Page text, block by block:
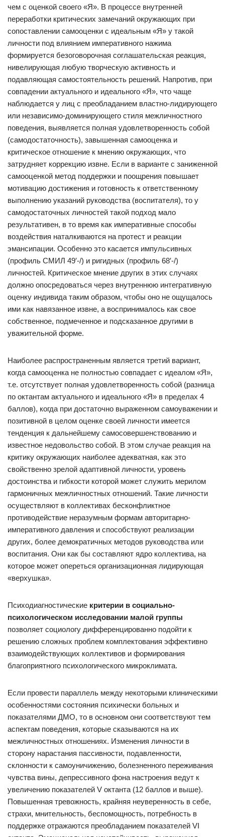
чем с оценкой своего «Я». В процессе внутренней
переработки критических замечаний окружающих при
сопоставлении самооценки с идеальным «Я» у такой
личности под влиянием императивного нажима
формируется безоговорочная соглашательская реакция,
нивелирующая любую творческую активность и
подавляющая самостоятельность решений. Напротив, при
совпадении актуального и идеального «Я», что чаще
наблюдается у лиц с преобладанием властно-лидирующего
или независимо-доминирующего стиля межличностного
поведения, выявляется полная удовлетворенность собой
(самодостаточность), завышенная самооценка и
критическое отношение к мнению окружающих, что
затрудняет коррекцию извне. Если в варианте с заниженной
самооценкой метод поддержки и поощрения повышает
мотивацию достижения и готовность к ответственному
выполнению указаний руководства (воспитателя), то у
самодостаточных личностей такой подход мало
результативен, в то время как императивные способы
воздействия наталкиваются на протест и реакции
эмансипации. Особенно это касается импульсивных
(профиль СМИЛ 49′-/) и ригидных (профиль 68′-/)
личностей. Критическое мнение других в этих случаях
должно опосредоваться через внутреннюю интегративную
оценку индивида таким образом, чтобы оно не ощущалось
ими как навязанное извне, а воспринималось как свое
собственное, подмеченное и подсказанное другими в
уважительной форме.
Наиболее распространенным является третий вариант,
когда самооценка не полностью совпадает с идеалом «Я»,
т.е. отсутствует полная удовлетворенность собой (разница
по октантам актуального и идеального «Я» в пределах 4
баллов), когда при достаточно выраженном самоуважении и
позитивной в целом оценке своей личности имеется
тенденция к дальнейшему самосовершенствованию и
известное недовольство собой. В этом случае реакция на
критику окружающих наиболее адекватная, как это
свойственно зрелой адаптивной личности, уровень
достоинства и гибкости которой может служить мерилом
гармоничных межличностных отношений. Такие личности
осуществляют в коллективах бесконфликтное
противодействие неразумным формам авторитарно-
императивного давления и способствуют реализации
других, более демократичных методов руководства или
воспитания. Они как бы составляют ядро коллектива, на
которое может опереться организационная лидирующая
«верхушка».
Психодиагностические критерии в социально-
психологическом исследовании малой группы
позволяет социологу дифференцированно подойти к
решению сложных проблем комплектования эффективно
взаимодействующих коллективов и формирования
благоприятного психологического микроклимата.
Если провести параллель между некоторыми клиническими
особенностями состояния психически больных и
показателями ДМО, то в основном они соответствуют тем
аспектам поведения, которые сказываются на их
межличностных отношениях. Изменения личности в
сторону нарастания пассивности, подавленности,
склонности к самоуничижению, болезненного переживания
чувства вины, депрессивного фона настроения ведут к
увеличению показателей V октанта (12 баллов и выше).
Повышенная тревожность, крайняя неуверенность в себе,
страхи, мнительность, беспомощность, потребность в
поддержке отражаются преобладанием показателей VI